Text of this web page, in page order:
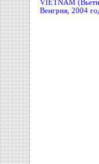
VIETNAM
Венгрия, 2004